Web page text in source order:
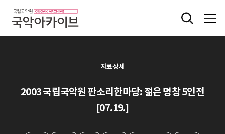
자료상세
2003 국립국악원 판소리한마당: 젊은 명창 5인전
[07.19.]